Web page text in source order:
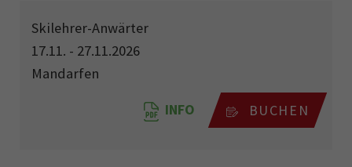
Skilehrer-Anwärter
17.11. - 27.11.2026
Mandarfen
INFO BUCHEN